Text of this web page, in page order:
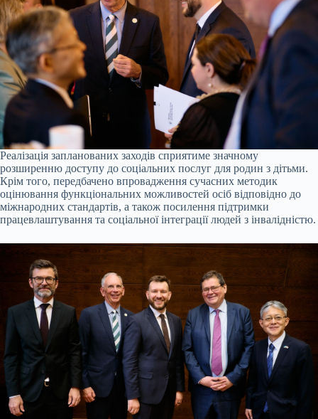
Реалізація запланованих заходів сприятиме значному
розширенню доступу до соціальних послуг для родин з дітьми.
Крім того, передбачено впровадження сучасних методик
оцінювання функціональних можливостей осіб відповідно до
міжнародних стандартів, а також посилення підтримки
працевлаштування та соціальної інтеграції людей з інвалідністю.